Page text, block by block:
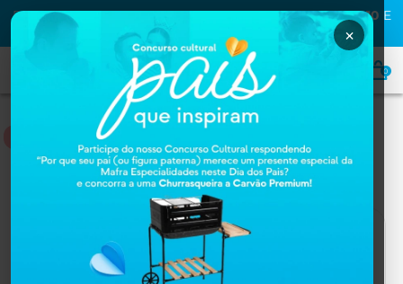
PRIMEIRA COMPRA NA MAFRA? USE O CUPOMMAFRA10 E
GANHE
0
MEDICAMENTOS
Home MEDICAMENTOS
×